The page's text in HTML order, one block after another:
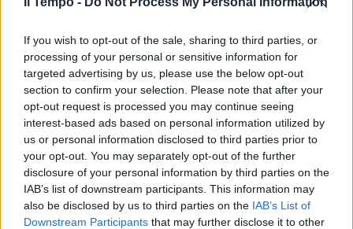
If you wish to opt-out of the sale, sharing to third parties, or
processing of your personal or sensitive information for
targeted advertising by us, please use the below opt-out
section to confirm your selection. Please note that after your
opt-out request is processed you may continue seeing
interest-based ads based on personal information utilized by
us or personal information disclosed to third parties prior to
your opt-out. You may separately opt-out of the further
disclosure of your personal information by third parties on the
IAB’s list of downstream participants. This information may
also be disclosed by us to third parties on the IAB’s List of
Downstream Participants that may further disclose it to other